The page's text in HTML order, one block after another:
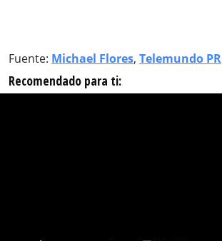
Fuente: Michael Flores, Telemundo PR
Recomendado para ti: